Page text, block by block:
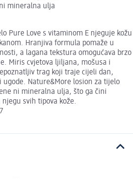
mineralna ulja
Pure Love s vitaminom E njeguje kožu
Hranjiva formula pomaže u
a lagana tekstura omogućava brzo
Miris cvjetova ljiljana, mošusa i
trag koji traje cijeli dan,
ugode. Nature&More losion za tijelo
ni mineralna ulja, što ga čini
svih tipova kože.